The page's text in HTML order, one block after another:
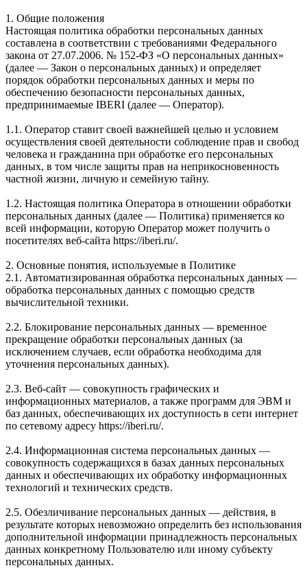
1. Общие положения
Настоящая политика обработки персональных данных
составлена в соответствии с требованиями Федерального
закона от 27.07.2006. № 152-ФЗ «О персональных данных»
(далее — Закон о персональных данных) и определяет
порядок обработки персональных данных и меры по
обеспечению безопасности персональных данных,
предпринимаемые IBERI (далее — Оператор).
1.1. Оператор ставит своей важнейшей целью и условием
осуществления своей деятельности соблюдение прав и свобод
человека и гражданина при обработке его персональных
данных, в том числе защиты прав на неприкосновенность
частной жизни, личную и семейную тайну.
1.2. Настоящая политика Оператора в отношении обработки
персональных данных (далее — Политика) применяется ко
всей информации, которую Оператор может получить о
посетителях веб-сайта https://iberi.ru/.
2. Основные понятия, используемые в Политике
2.1. Автоматизированная обработка персональных данных —
обработка персональных данных с помощью средств
вычислительной техники.
2.2. Блокирование персональных данных — временное
прекращение обработки персональных данных (за
исключением случаев, если обработка необходима для
уточнения персональных данных).
2.3. Веб-сайт — совокупность графических и
информационных материалов, а также программ для ЭВМ и
баз данных, обеспечивающих их доступность в сети интернет
по сетевому адресу https://iberi.ru/.
2.4. Информационная система персональных данных —
совокупность содержащихся в базах данных персональных
данных и обеспечивающих их обработку информационных
технологий и технических средств.
2.5. Обезличивание персональных данных — действия, в
результате которых невозможно определить без использования
дополнительной информации принадлежность персональных
данных конкретному Пользователю или иному субъекту
персональных данных.